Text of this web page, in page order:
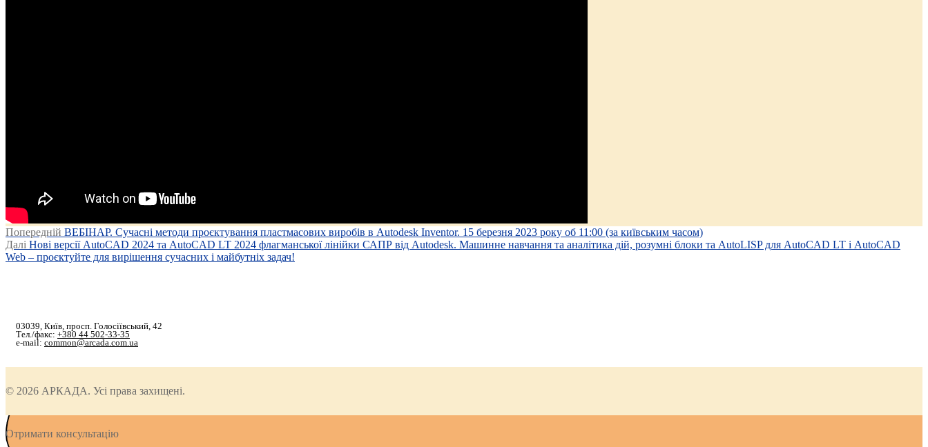
Post
navigation
Попередній Попередній
запис:
ВЕБІНАР. Сучасні методи проєктування пластмасових виробів в Autodesk Inventor. 15 березня 2023 року об 11:00 (за київським часом)
Далі Наступний
запис:
Нові версії AutoCAD 2024 та AutoCAD LT 2024 флагманської лінійки САПР від Autodesk. Машинне навчання та аналітика дій, розумні блоки та AutoLISP для AutoCAD LT і AutoCAD
Web – проєктуйте для вирішення сучасних і майбутніх задач!
03039, Київ, просп. Голосіївський, 42
Тел./факс: +380 44 502-33-35
e-mail: common@arcada.com.ua
© 2026 АРКАДА. Усі права захищені.
Отримати консультацію